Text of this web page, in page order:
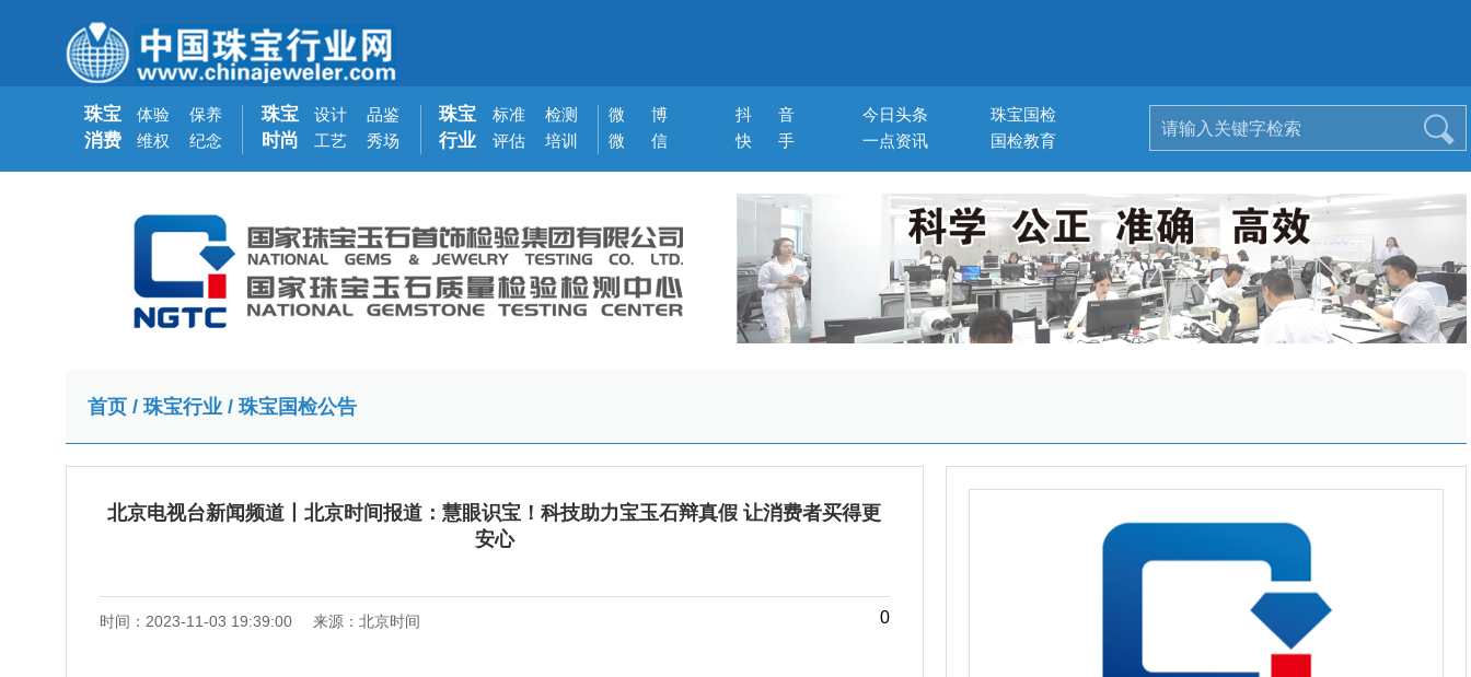
珠宝
消费
体验
维权
保养
纪念
珠宝
时尚
设计
工艺
品鉴
秀场
珠宝
行业
标准
评估
检测
培训
微 博
微 信
抖 音
快 手
今日头条
一点资讯
珠宝国检
国检教育
首页 / 珠宝行业 / 珠宝国检公告
北京电视台新闻频道丨北京时间报道：慧眼识宝！科技助力宝玉石辩真假 让消费者买得更
安心
时间：2023-11-03 19:39:00 来源：北京时间 0